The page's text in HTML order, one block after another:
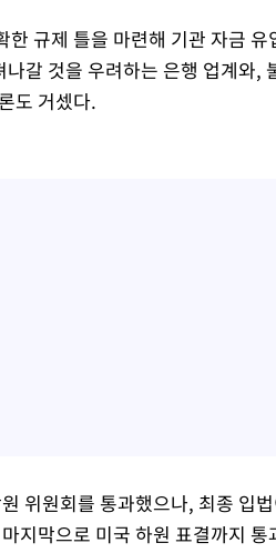
한 규제 틀을 마련해 기관 자금
갈 것을 우려하는 은행 업계와,
도 거셌다.
위원회를 통과했으나, 최종 입
지막으로 미국 하원 표결까지 통